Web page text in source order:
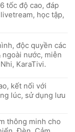
tốc độ cao, đáp
học tập,
độc quyền các
nước, miễn
KaraTivi.
kết nối với
lúc, sử dụng lưu
thông minh cho